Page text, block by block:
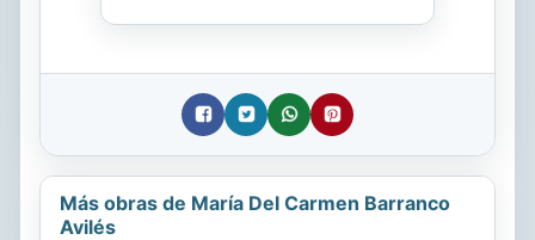
Más obras de María Del Carmen Barranco
Avilés